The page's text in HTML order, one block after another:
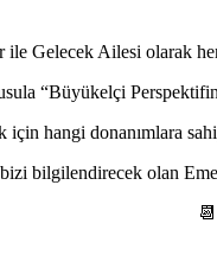
ile Gelecek Ailesi olarak
“Büyükelçi
hangi donanımlara
bizi bilgilendirecek olan